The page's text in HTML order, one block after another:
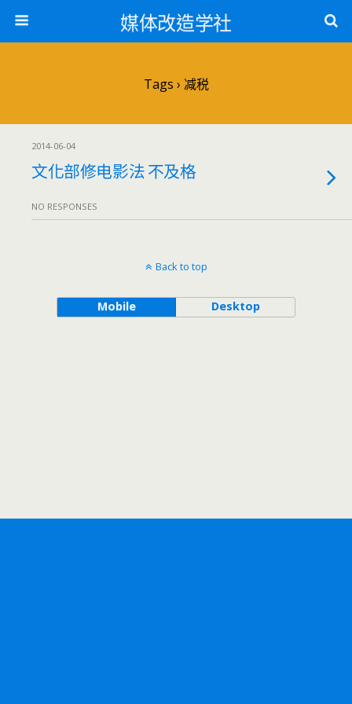
媒体改造学社
Tags › 减税
2014-06-04
文化部修电影法 不及格
NO RESPONSES
Back to top
Mobile Desktop